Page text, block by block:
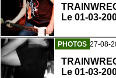
Le 01-03-
PHOTOS 27-08-
Le 01-03-